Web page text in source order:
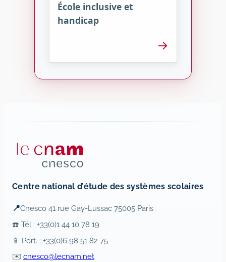
École inclusive et
handicap
→
Centre national d’étude des systèmes scolaires
📍Cnesco 41 rue Gay-Lussac 75005 Paris
☎️ Tél : +33(0)1 44 10 78 19
📱 Port. : +33(0)6 98 51 82 75
✉️ cnesco@lecnam.net